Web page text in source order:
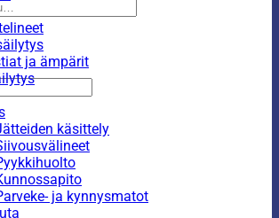
ja ämpärit
käsittely
ja kynnysmatot